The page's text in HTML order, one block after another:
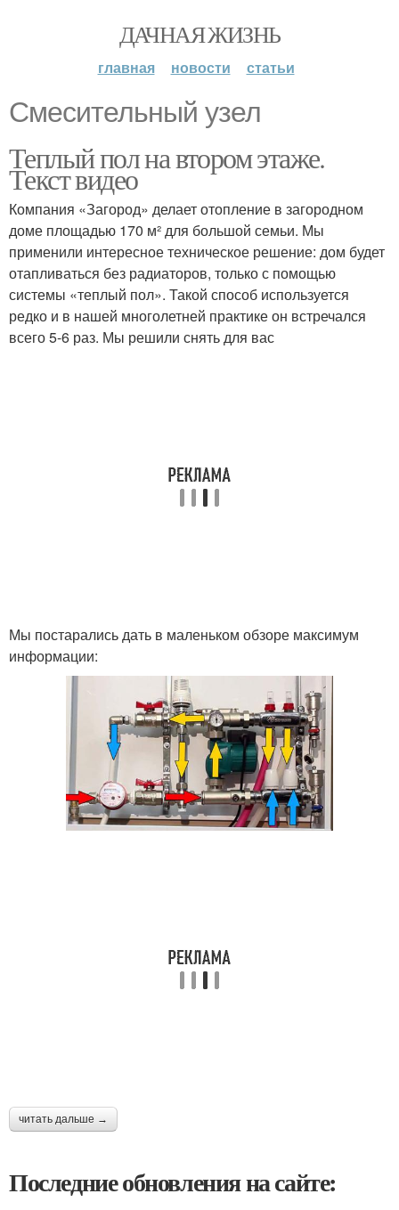
ДАЧНАЯ ЖИЗНЬ
главная новости статьи
Смесительный узел
Теплый пол на втором этаже.
Текст видео
Компания «Загород» делает отопление в загородном
доме площадью 170 м² для большой семьи. Мы
применили интересное техническое решение: дом будет
отапливаться без радиаторов, только с помощью
системы «теплый пол». Такой способ используется
редко и в нашей многолетней практике он встречался
всего 5-6 раз. Мы решили снять для вас
Мы постарались дать в маленьком обзоре максимум
информации:
читать дальше →
Последние обновления на сайте: